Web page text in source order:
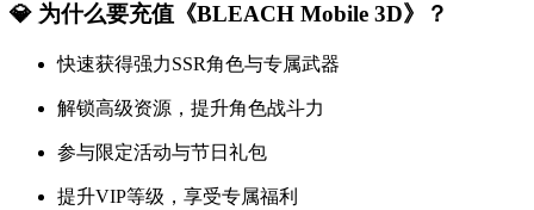
💎 为什么要充值《BLEACH Mobile 3D》？
快速获得强力SSR角色与专属武器
解锁高级资源，提升角色战斗力
参与限定活动与节日礼包
提升VIP等级，享受专属福利